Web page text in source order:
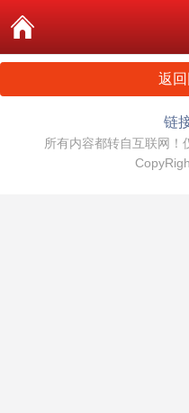
返
链
所有内容都转自互联网！